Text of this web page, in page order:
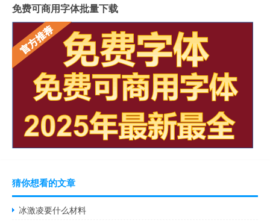
免费可商用字体批量下载
猜你想看的文章
冰激凌要什么材料